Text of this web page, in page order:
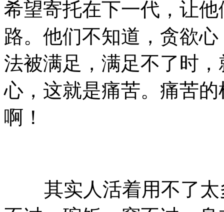
希望寄托在下一代，让
路。他们不知道，贪欲
法被满足，满足不了时
心，这就是痛苦。痛苦
啊！
其实人活着用不了太